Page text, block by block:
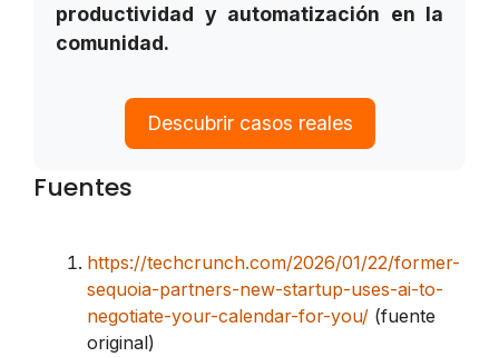
productividad y automatización en la
comunidad.
Descubrir casos reales
Fuentes
https://techcrunch.com/2026/01/22/former-
sequoia-partners-new-startup-uses-ai-to-
negotiate-your-calendar-for-you/ (fuente
original)